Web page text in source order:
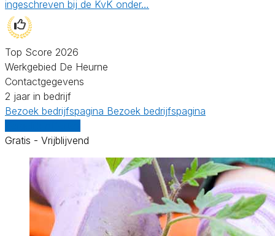
ingeschreven bij de KvK onder…
Top Score 2026
Werkgebied De Heurne
Contactgegevens
2 jaar in bedrijf
Bezoek bedrijfspagina Bezoek bedrijfspagina
Gratis - Vrijblijvend